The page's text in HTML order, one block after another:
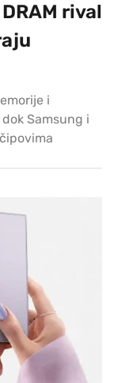
rival
i
Samsung i